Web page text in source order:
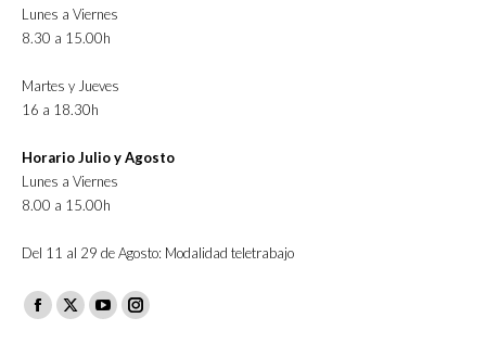
Lunes a Viernes
8.30 a 15.00h
Martes y Jueves
16 a 18.30h
Horario Julio y Agosto
Lunes a Viernes
8.00 a 15.00h
Del 11 al 29 de Agosto: Modalidad teletrabajo
Facebook
X
YouTubeInstagram